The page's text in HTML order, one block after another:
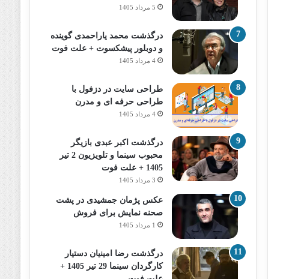
5 مرداد 1405
درگذشت محمد یاراحمدی گوینده
و دوبلور پیشکسوت + علت فوت
4 مرداد 1405
طراحی سایت در دزفول با
طراحی حرفه‌ ای و مدرن
4 مرداد 1405
درگذشت اکبر عبدی بازیگر
محبوب سینما و تلویزیون 2 تیر
1405 + علت فوت
3 مرداد 1405
عکس پژمان جمشیدی در پشت
صحنه نمایش برای فروش
1 مرداد 1405
درگذشت رضا امینیان دستیار
کارگردان سینما 29 تیر 1405 +